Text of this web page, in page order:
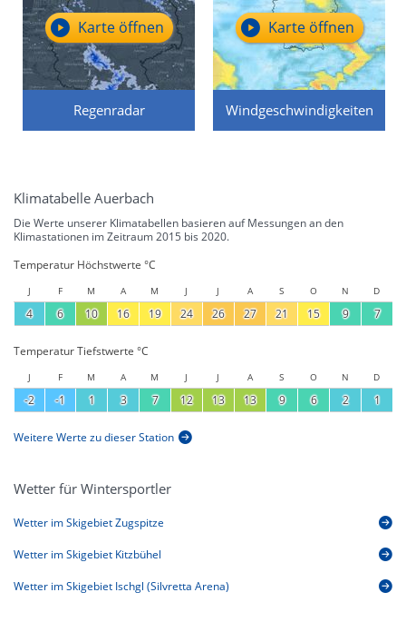
Regenradar
Karte öffnen
Windgeschwindigkeiten
Karte öffnen
Klimatabelle Auerbach
Die Werte unserer Klimatabellen basieren auf Messungen an den
Klimastationen im Zeitraum 2015 bis 2020.
Temperatur Höchstwerte °C
J F M A M J J A S O N D
4 6 10 16 19 24 26 27 21 15 9 7
Temperatur Tiefstwerte °C
J F M A M J J A S O N D
-2 -1 1 3 7 12 13 13 9 6 2 1
Weitere Werte zu dieser Station
Wetter für Wintersportler
Wetter im Skigebiet Zugspitze
Wetter im Skigebiet Kitzbühel
Wetter im Skigebiet Ischgl (Silvretta Arena)